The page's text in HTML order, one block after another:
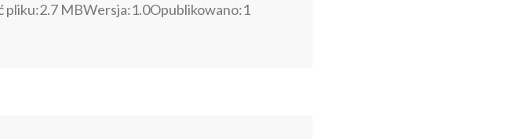
MBWersja:1.0Opublikowano:1